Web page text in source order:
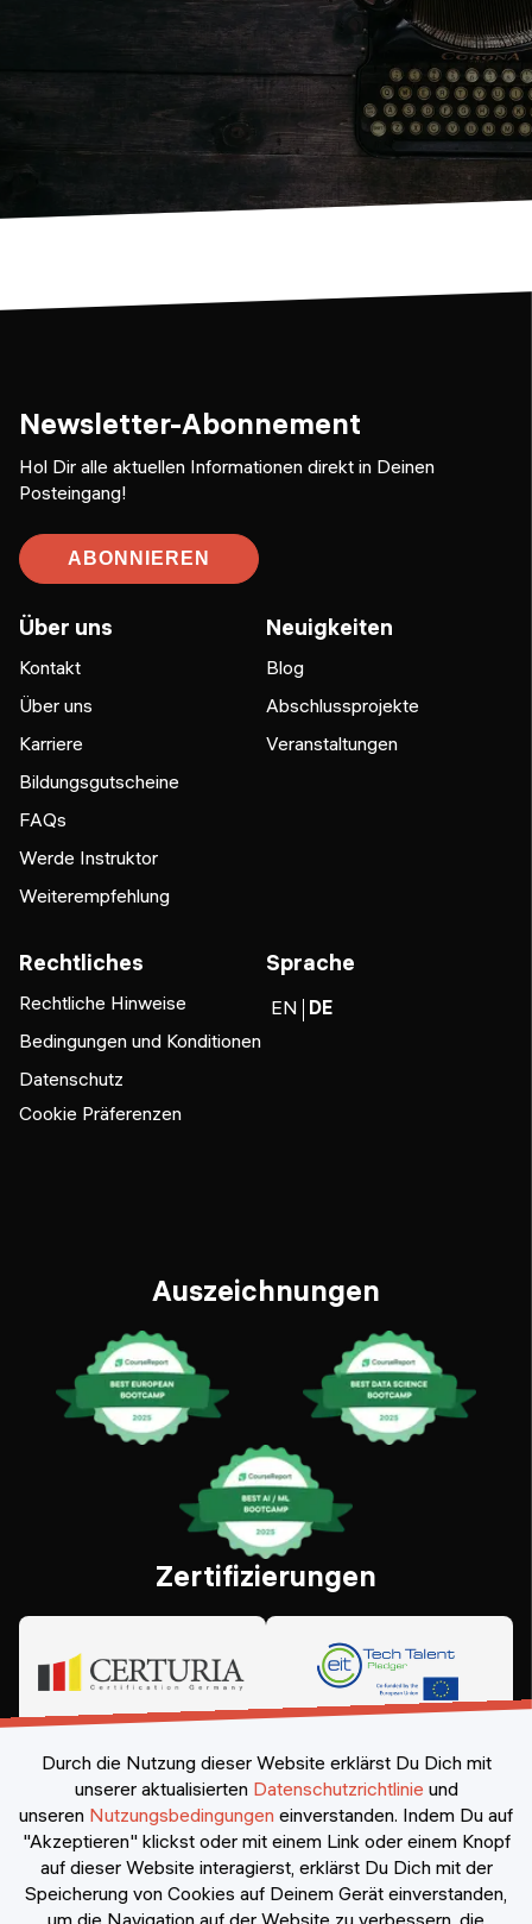
Newsletter-Abonnement
Hol Dir alle aktuellen Informationen direkt in Deinen
Posteingang!
ABONNIEREN
Über uns
Kontakt
Über uns
Karriere
Bildungsgutscheine
FAQs
Werde Instruktor
Weiterempfehlung
Neuigkeiten
Blog
Abschlussprojekte
Veranstaltungen
Rechtliches
Rechtliche Hinweise
Bedingungen und Konditionen
Datenschutz
Cookie Präferenzen
Sprache
EN DE
Auszeichnungen
Zertifizierungen
©2026Constructor Nexademy. Alle Rechte vorbehalten
Durch die Nutzung dieser Website erklärst Du Dich mit
unserer aktualisierten Datenschutzrichtlinie und
unseren Nutzungsbedingungen einverstanden. Indem Du auf
"Akzeptieren" klickst oder mit einem Link oder einem Knopf
auf dieser Website interagierst, erklärst Du Dich mit der
Speicherung von Cookies auf Deinem Gerät einverstanden,